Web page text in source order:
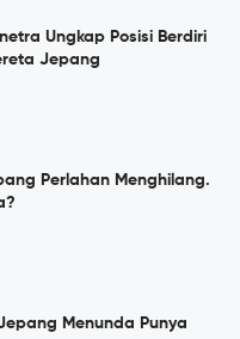
Ungkap Posisi Berdiri
Jepang
Perlahan Menghilang.
Menunda Punya